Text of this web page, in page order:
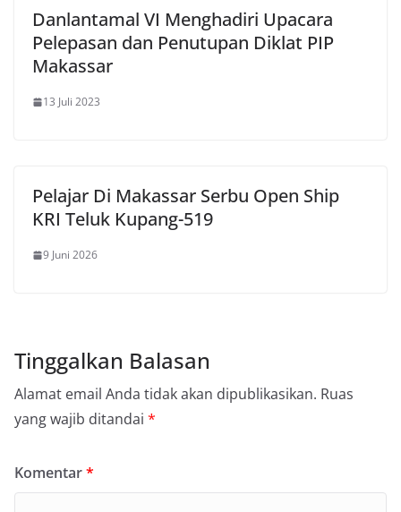
Danlantamal VI Menghadiri Upacara
Pelepasan dan Penutupan Diklat PIP
Makassar
13 Juli 2023
Pelajar Di Makassar Serbu Open Ship
KRI Teluk Kupang-519
9 Juni 2026
Tinggalkan Balasan
Alamat email Anda tidak akan dipublikasikan. Ruas
yang wajib ditandai *
Komentar*